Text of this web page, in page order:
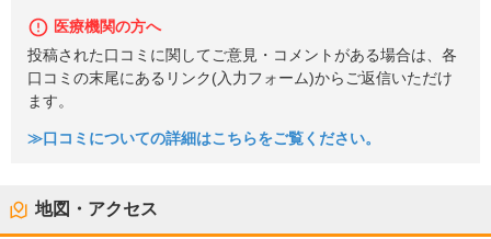
医療機関の方へ
投稿された口コミに関してご意見・コメントがある場合は、各
口コミの末尾にあるリンク(入力フォーム)からご返信いただけ
ます。
≫口コミについての詳細はこちらをご覧ください。
地図・アクセス